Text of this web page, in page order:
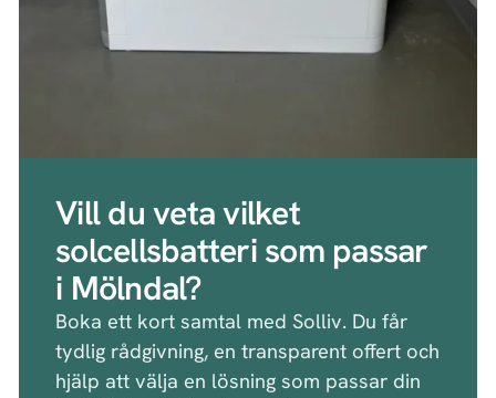
Vill du veta vilket
solcellsbatteri som passar
i Mölndal?
Boka ett kort samtal med Solliv. Du får
tydlig rådgivning, en transparent offert och
hjälp att välja en lösning som passar din